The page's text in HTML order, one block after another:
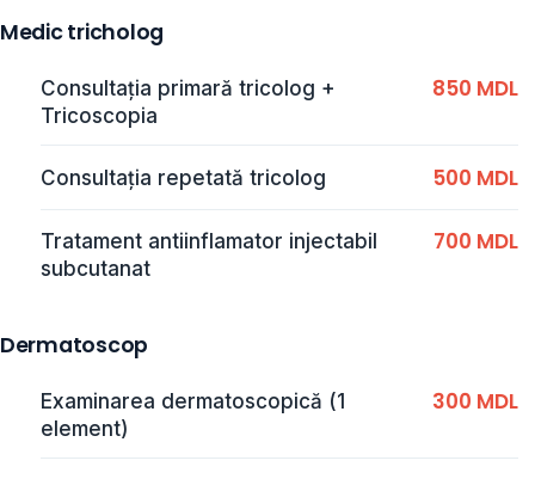
Medic tricholog
Consultaţia primară tricolog +
Tricoscopia
850 MDL
Consultația repetată tricolog 500 MDL
Tratament antiinflamator injectabil
subcutanat
700 MDL
Dermatoscop
Examinarea dermatoscopică (1
element)
300 MDL